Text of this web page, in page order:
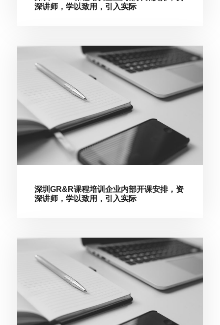
深讲师，学以致用，引入实际
深圳GR&R课程培训企业内部开课安排，资
深讲师，学以致用，引入实际